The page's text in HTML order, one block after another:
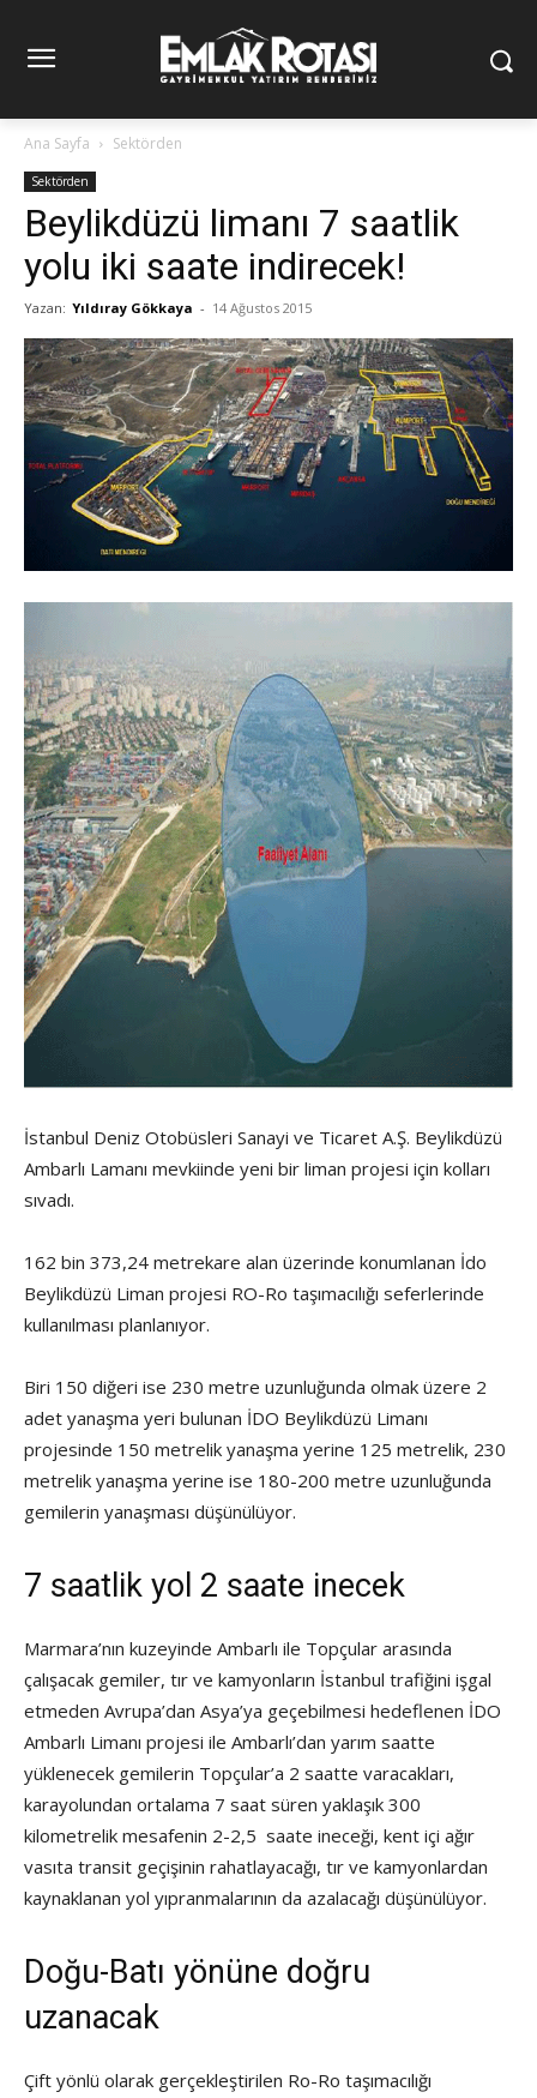
Ana Sayfa Sektörden
Sektörden
Beylikdüzü limanı 7 saatlik
yolu iki saate indirecek!
Yazan: Yıldıray Gökkaya - 14 Ağustos 2015
İstanbul Deniz Otobüsleri Sanayi ve Ticaret A.Ş. Beylikdüzü
Ambarlı Lamanı mevkiinde yeni bir liman projesi için kolları
sıvadı.
162 bin 373,24 metrekare alan üzerinde konumlanan İdo
Beylikdüzü Liman projesi RO-Ro taşımacılığı seferlerinde
kullanılması planlanıyor.
Biri 150 diğeri ise 230 metre uzunluğunda olmak üzere 2
adet yanaşma yeri bulunan İDO Beylikdüzü Limanı
projesinde 150 metrelik yanaşma yerine 125 metrelik, 230
metrelik yanaşma yerine ise 180-200 metre uzunluğunda
gemilerin yanaşması düşünülüyor.
7 saatlik yol 2 saate inecek
Marmara’nın kuzeyinde Ambarlı ile Topçular arasında
çalışacak gemiler, tır ve kamyonların İstanbul trafiğini işgal
etmeden Avrupa’dan Asya’ya geçebilmesi hedeflenen İDO
Ambarlı Limanı projesi ile Ambarlı’dan yarım saatte
yüklenecek gemilerin Topçular’a 2 saatte varacakları,
karayolundan ortalama 7 saat süren yaklaşık 300
kilometrelik mesafenin 2-2,5 saate ineceği, kent içi ağır
vasıta transit geçişinin rahatlayacağı, tır ve kamyonlardan
kaynaklanan yol yıpranmalarının da azalacağı düşünülüyor.
Doğu-Batı yönüne doğru
uzanacak
Çift yönlü olarak gerçekleştirilen Ro-Ro taşımacılığı